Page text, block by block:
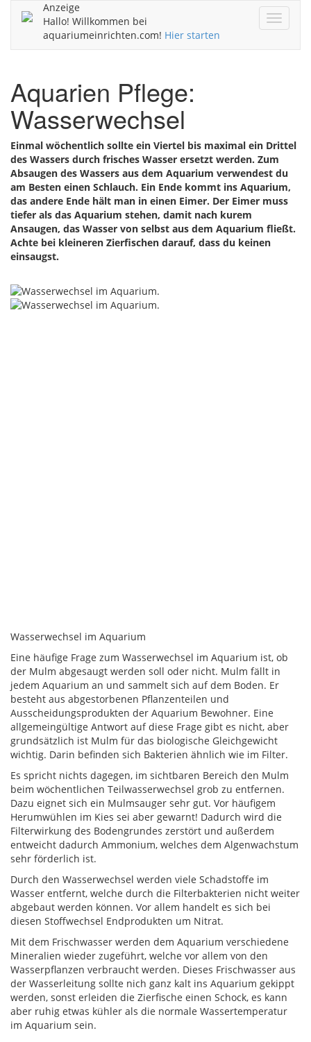
ein/aus
Anzeige
Hallo! Willkommen bei
aquariumeinrichten.com! Hier starten
Aquarien Pflege:
Wasserwechsel
Einmal wöchentlich sollte ein Viertel bis maximal ein Drittel
des Wassers durch frisches Wasser ersetzt werden. Zum
Absaugen des Wassers aus dem Aquarium verwendest du
am Besten einen Schlauch. Ein Ende kommt ins Aquarium,
das andere Ende hält man in einen Eimer. Der Eimer muss
tiefer als das Aquarium stehen, damit nach kurem
Ansaugen, das Wasser von selbst aus dem Aquarium fließt.
Achte bei kleineren Zierfischen darauf, dass du keinen
einsaugst.
Wasserwechsel im Aquarium
Eine häufige Frage zum Wasserwechsel im Aquarium ist, ob
der Mulm abgesaugt werden soll oder nicht. Mulm fällt in
jedem Aquarium an und sammelt sich auf dem Boden. Er
besteht aus abgestorbenen Pflanzenteilen und
Ausscheidungsprodukten der Aquarium Bewohner. Eine
allgemeingültige Antwort auf diese Frage gibt es nicht, aber
grundsätzlich ist Mulm für das biologische Gleichgewicht
wichtig. Darin befinden sich Bakterien ähnlich wie im Filter.
Es spricht nichts dagegen, im sichtbaren Bereich den Mulm
beim wöchentlichen Teilwasserwechsel grob zu entfernen.
Dazu eignet sich ein Mulmsauger sehr gut. Vor häufigem
Herumwühlen im Kies sei aber gewarnt! Dadurch wird die
Filterwirkung des Bodengrundes zerstört und außerdem
entweicht dadurch Ammonium, welches dem Algenwachstum
sehr förderlich ist.
Durch den Wasserwechsel werden viele Schadstoffe im
Wasser entfernt, welche durch die Filterbakterien nicht weiter
abgebaut werden können. Vor allem handelt es sich bei
diesen Stoffwechsel Endprodukten um Nitrat.
Mit dem Frischwasser werden dem Aquarium verschiedene
Mineralien wieder zugeführt, welche vor allem von den
Wasserpflanzen verbraucht werden. Dieses Frischwasser aus
der Wasserleitung sollte nich ganz kalt ins Aquarium gekippt
werden, sonst erleiden die Zierfische einen Schock, es kann
aber ruhig etwas kühler als die normale Wassertemperatur
im Aquarium sein.